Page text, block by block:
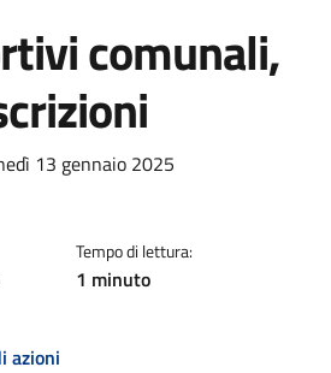
comunali,
13 gennaio 2025
Tempo di lettura:
1 minuto
azioni